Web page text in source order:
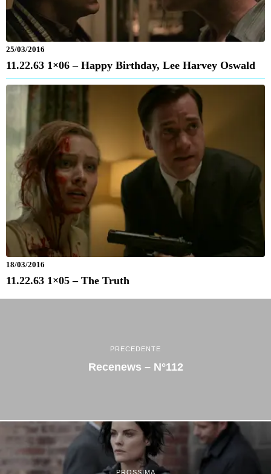
25/03/2016
11.22.63 1×06 – Happy Birthday, Lee Harvey Oswald
18/03/2016
11.22.63 1×05 – The Truth
PRECEDENTE
Recenews – N°112
PROSSIMA